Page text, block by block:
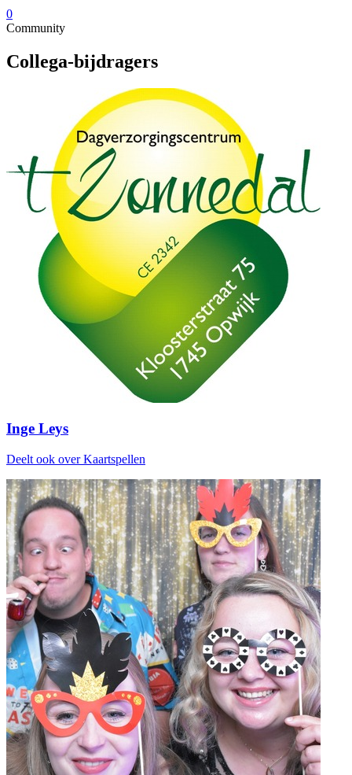
0
Community
Collega-bijdragers
Inge Leys
Deelt ook over Kaartspellen